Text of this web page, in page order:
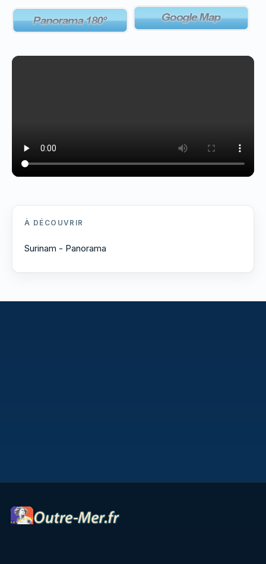
À DÉCOUVRIR
Surinam - Panorama